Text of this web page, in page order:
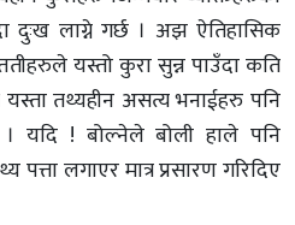
दुःख लाग्ने गर्छ । अझ ऐतिहासिक
यस्तो कुरा सुन्न पाउँदा कति
यस्ता तथ्यहीन असत्य भनाईहरु पनि
। यदि ! बोल्नेले बोली हाले पनि
पत्ता लगाएर मात्र प्रसारण गरिदिए